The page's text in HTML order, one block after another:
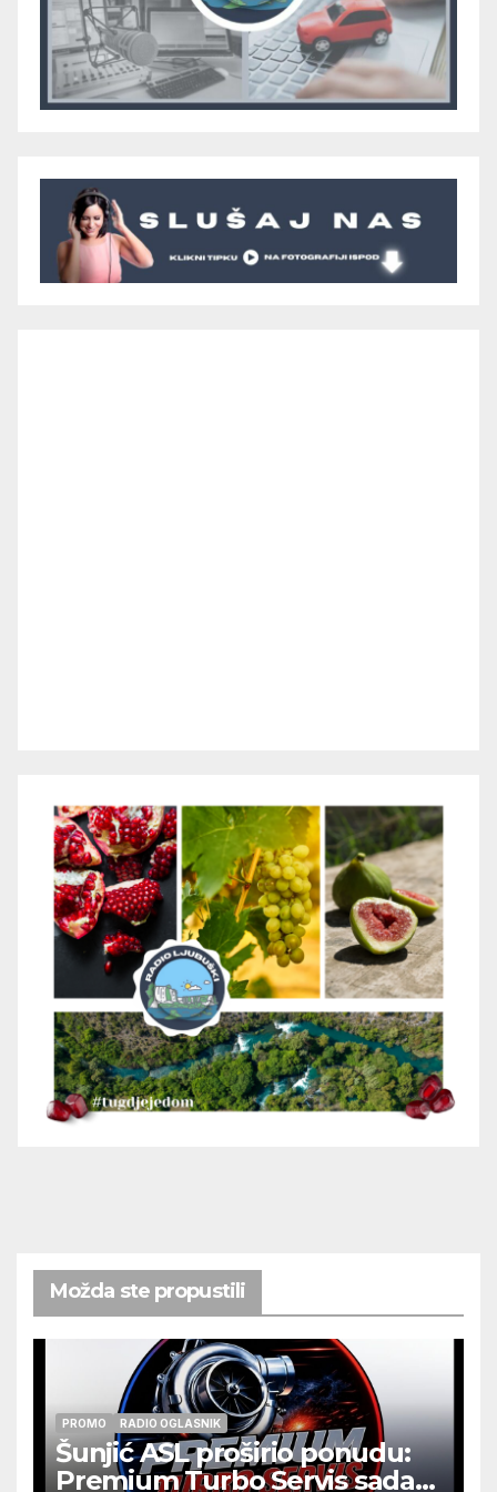
Možda ste propustili
PROMO RADIO OGLASNIK
Šunjić ASL proširio ponudu:
Premium Turbo Servis sada